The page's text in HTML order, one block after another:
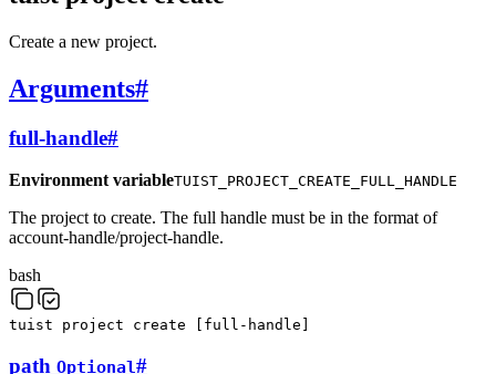
Create a new project.
Arguments#
full-handle#
Environment variableTUIST_PROJECT_CREATE_FULL_HANDLE
The project to create. The full handle must be in the format of
account-handle/project-handle.
bash
tuist project create full-handle
path Optional#